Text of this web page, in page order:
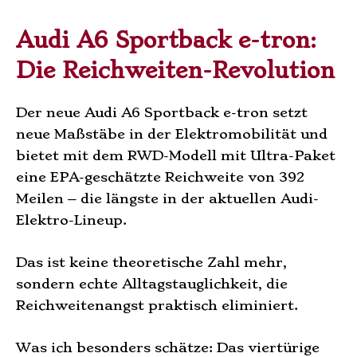
Audi A6 Sportback e-tron:
Die Reichweiten-Revolution
Der neue Audi A6 Sportback e-tron setzt
neue Maßstäbe in der Elektromobilität und
bietet mit dem RWD-Modell mit Ultra-Paket
eine EPA-geschätzte Reichweite von 392
Meilen – die längste in der aktuellen Audi-
Elektro-Lineup.
Das ist keine theoretische Zahl mehr,
sondern echte Alltagstauglichkeit, die
Reichweitenangst praktisch eliminiert.
Was ich besonders schätze: Das viertürige